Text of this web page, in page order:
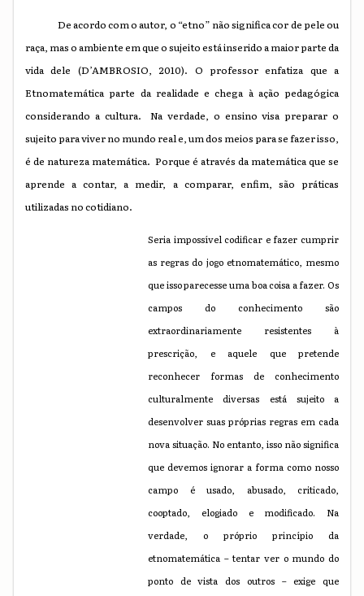
De acordo com o autor, o “etno” não significa cor de pele ou
raça, mas o ambiente em que o sujeito está inserido a maior parte da
vida dele (D’AMBROSIO, 2010). O professor enfatiza que a
Etnomatemática parte da realidade e chega à ação pedagógica
considerando a cultura. Na verdade, o ensino visa preparar o
sujeito para viver no mundo real e, um dos meios para se fazer isso,
é de natureza matemática. Porque é através da matemática que se
aprende a contar, a medir, a comparar, enfim, são práticas
utilizadas no cotidiano.
Seria impossível codificar e fazer cumprir
as regras do jogo etnomatemático, mesmo
que isso parecesse uma boa coisa a fazer. Os
campos do conhecimento são
extraordinariamente resistentes à
prescrição, e aquele que pretende
reconhecer formas de conhecimento
culturalmente diversas está sujeito a
desenvolver suas próprias regras em cada
nova situação. No entanto, isso não significa
que devemos ignorar a forma como nosso
campo é usado, abusado, criticado,
cooptado, elogiado e modificado. Na
verdade, o próprio princípio da
etnomatemática – tentar ver o mundo do
ponto de vista dos outros – exige que